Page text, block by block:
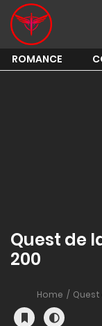
ROMANCE
Quest de
200
Home